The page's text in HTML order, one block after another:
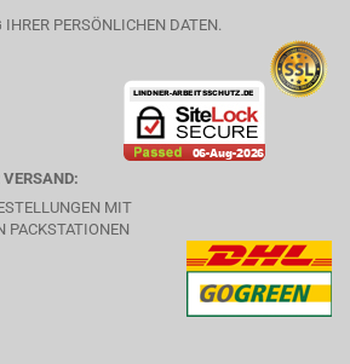
PERSÖNLICHEN DATEN.
MIT
PACKSTATIONEN